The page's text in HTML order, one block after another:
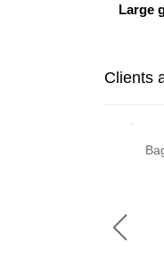
Large
Clients